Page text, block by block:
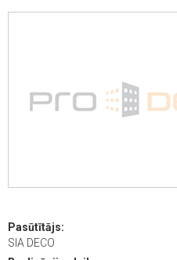
Pasūtītājs:
SIA DECO